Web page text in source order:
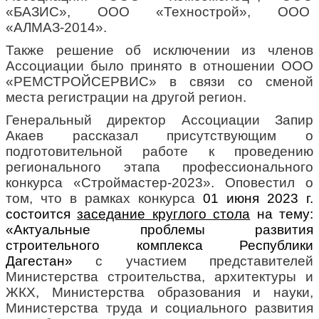
«БАЗИС», ООО «Технострой», ООО
«АЛМАЗ-2014».
Также решение об исключении из членов
Ассоциации было принято в отношении ООО
«РЕМСТРОЙСЕРВИС» в связи со сменой
места регистрации на другой регион.
Генеральный директор Ассоциации Запир
Акаев рассказал присутствующим о
подготовительной работе к проведению
регионального этапа профессионального
конкурса «Строймастер-2023». Оповестил о
том, что в рамках конкурса 01 июня 2023 г.
состоитсязаседание круглого стола на тему:
«Актуальные проблемы развития
строительного комплекса Республики
Дагестан»с участием представителей
Министерства строительства, архитектуры и
ЖКХ, Министерства образования и науки,
Министерства труда и социального развития